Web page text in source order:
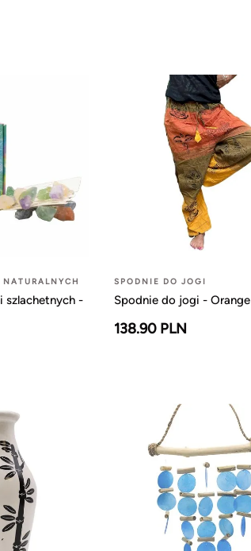
szlachetnych -
SPODNIE DO JOGI
Spodnie do jogi - Orange
138.90 PLN